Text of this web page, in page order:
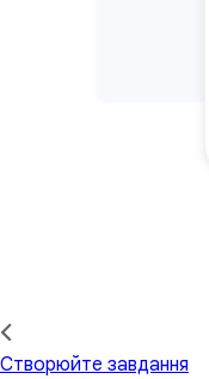
Створюйте завдання